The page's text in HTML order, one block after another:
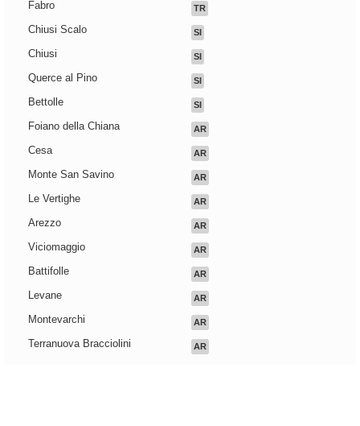
Fabro TR
Chiusi Scalo SI
Chiusi SI
Querce al Pino SI
Bettolle SI
Foiano della Chiana AR
Cesa AR
Monte San Savino AR
Le Vertighe AR
Arezzo AR
Viciomaggio AR
Battifolle AR
Levane AR
Montevarchi AR
Terranuova Bracciolini AR